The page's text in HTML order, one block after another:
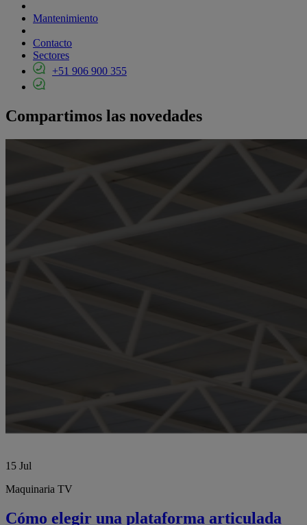
Mantenimiento
Contacto
Sectores
+51 906 900 355
Compartimos las novedades
15 Jul
Maquinaria TV
Cómo elegir una plataforma articulada